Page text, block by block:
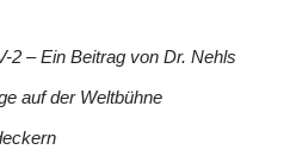
2 – Ein Beitrag von Dr. Nehls
auf der Weltbühne